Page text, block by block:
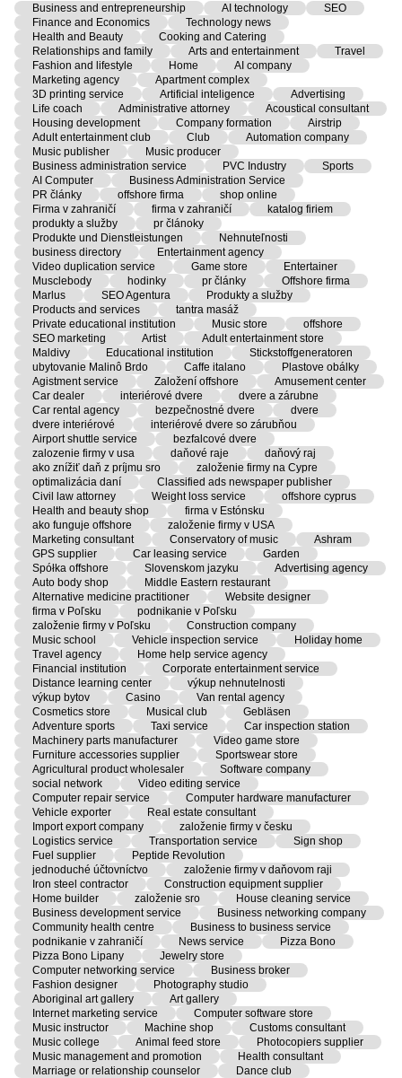
Business and entrepreneurship AI technology
SEO
Finance and Economics
Technology news
Health and Beauty
Cooking and Catering
Relationships and family
Arts and entertainment
Travel
Fashion and lifestyle
Home
AI company
Marketing agency
Apartment complex
3D printing service
Artificial inteligence
Advertising
Life coach
Administrative attorney
Acoustical consultant
Housing development
Company formation
Airstrip
Adult entertainment club
Club
Automation company
Music publisher
Music producer
Business administration service
PVC Industry
Sports
AI Computer
Business Administration Service
PR články
offshore firma
shop online
Firma v zahraničí
firma v zahraničí
katalog firiem
produkty a služby
pr článoky
Produkte und Dienstleistungen
Nehnuteľnosti
business directory
Entertainment agency
Video duplication service
Game store
Entertainer
Musclebody
hodinky pr články
Offshore firma
Marlus
SEO Agentura
Produkty a služby
Products and services
tantra masáž
Private educational institution
Music store
offshore
SEO marketing
Artist
Adult entertainment store
Maldivy
Educational institution
Stickstoffgeneratoren
ubytovanie Malinô Brdo
Caffe italano
Plastove obálky
Agistment service
Založení offshore
Amusement center
Car dealer
interiérové dvere
dvere a zárubne
Car rental agency
bezpečnostné dvere
dvere
dvere interiérové
interiérové dvere so zárubňou
Airport shuttle service
bezfalcové dvere
zalozenie firmy v usa
daňové raje
daňový raj
ako znížiť daň z príjmu sro
založenie firmy na Cypre
optimalizácia daní
Classified ads newspaper publisher
Civil law attorney
Weight loss service
offshore cyprus
Health and beauty shop
firma v Estónsku
ako funguje offshore
založenie firmy v USA
Marketing consultant
Conservatory of music
Ashram
GPS supplier
Car leasing service
Garden
Spółka offshore
Slovenskom jazyku
Advertising agency
Auto body shop
Middle Eastern restaurant
Alternative medicine practitioner
Website designer
firma v Poľsku
podnikanie v Poľsku
založenie firmy v Poľsku
Construction company
Music school
Vehicle inspection service
Holiday home
Travel agency
Home help service agency
Financial institution
Corporate entertainment service
Distance learning center
výkup nehnutelnosti
výkup bytov
Casino
Van rental agency
Cosmetics store
Musical club
Gebläsen
Adventure sports
Taxi service
Car inspection station
Machinery parts manufacturer
Video game store
Furniture accessories supplier
Sportswear store
Agricultural product wholesaler
Software company
social network
Video editing service
Computer repair service
Computer hardware manufacturer
Vehicle exporter
Real estate consultant
Import export company
založenie firmy v česku
Logistics service
Transportation service
Sign shop
Fuel supplier
Peptide Revolution
jednoduché účtovníctvo
založenie firmy v daňovom raji
Iron steel contractor
Construction equipment supplier
Home builder
založenie sro
House cleaning service
Business development service
Business networking company
Community health centre
Business to business service
podnikanie v zahraničí
News service
Pizza Bono
Pizza Bono Lipany
Jewelry store
Computer networking service
Business broker
Fashion designer
Photography studio
Aboriginal art gallery
Art gallery
Internet marketing service
Computer software store
Music instructor
Machine shop
Customs consultant
Music college
Animal feed store
Photocopiers supplier
Music management and promotion
Health consultant
Marriage or relationship counselor
Dance club